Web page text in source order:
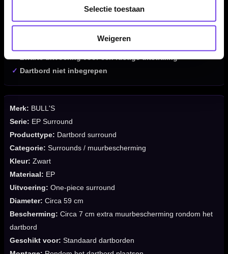
Selectie toestaan
Weigeren
Geeft ongeveer 7 cm extra muurbescherming
Past om elk standaard dartbord
✓ Zwarte uitvoering voor een rustige uitstraling
✓ Dartbord niet inbegrepen
Merk: BULL'S
Serie: EP Surround
Producttype: Dartbord surround
Categorie: Surrounds / muurbescherming
Kleur: Zwart
Materiaal: EP
Uitvoering: One-piece surround
Diameter: Circa 59 cm
Bescherming: Circa 7 cm extra muurbescherming rondom het
dartbord
Geschikt voor: Standaard dartborden